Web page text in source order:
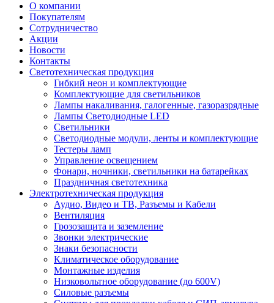
О компании
Покупателям
Сотрудничество
Акции
Новости
Контакты
Светотехническая продукция
Гибкий неон и комплектующие
Комплектующие для светильников
Лампы накаливания, галогенные, газоразрядные
Лампы Светодиодные LED
Светильники
Светодиодные модули, ленты и комплектующие
Тестеры ламп
Управление освещением
Фонари, ночники, светильники на батарейках
Праздничная светотехника
Электротехническая продукция
Аудио, Видео и ТВ, Разъемы и Кабели
Вентиляция
Грозозащита и заземление
Звонки электрические
Знаки безопасности
Климатическое оборудование
Монтажные изделия
Низковольтное оборудование (до 600V)
Силовые разъемы